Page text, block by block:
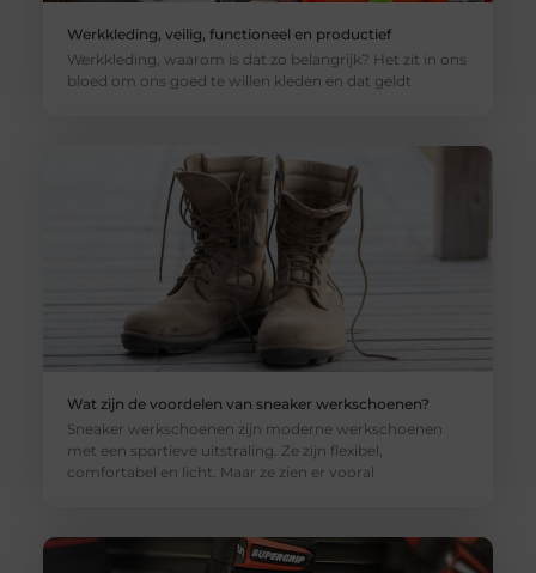
Werkkleding, veilig, functioneel en productief
Werkkleding, waarom is dat zo belangrijk? Het zit in ons
bloed om ons goed te willen kleden en dat geldt
Wat zijn de voordelen van sneaker werkschoenen?
Sneaker werkschoenen zijn moderne werkschoenen
met een sportieve uitstraling. Ze zijn flexibel,
comfortabel en licht. Maar ze zien er vooral